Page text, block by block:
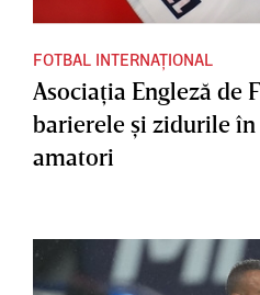
FOTBAL INTERNAȚIONAL
Asociaţia Engleză de
barierele şi zidurile
amatori